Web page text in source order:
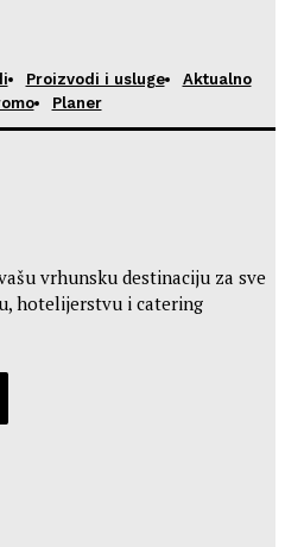
Proizvodi i usluge
Aktualno
Planer
vrhunsku destinaciju za sve
hotelijerstvu i catering